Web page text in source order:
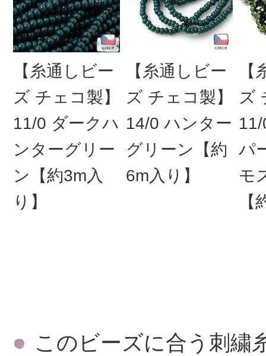
【糸通しビー
ズ チェコ製】
11/0 ダークハ
ンターグリー
ン【約3m入
り】
【糸通しビー
ズ チェコ製】
14/0 ハンター
グリーン【約
6m入り】
ズ
パ
モ
このビーズに合う刺繍